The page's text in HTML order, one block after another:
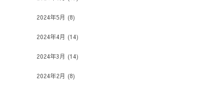
2024年5月 (8)
2024年4月 (14)
2024年3月 (14)
2024年2月 (8)